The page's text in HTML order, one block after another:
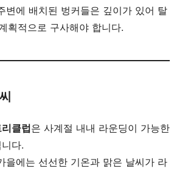
변에 배치된 벙커들은 깊이가 있어 탈
획적으로 구사해야 합니다.
클럽은 사계절 내내 라운딩이 가능한
다.
을에는 선선한 기온과 맑은 날씨가 라